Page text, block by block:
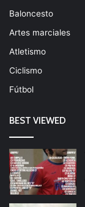
Baloncesto
Artes marciales
Atletismo
Ciclismo
Fútbol
BEST VIEWED